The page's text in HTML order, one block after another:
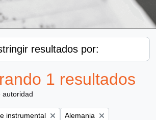
resultados por:
1 resultados
autoridad
instrumental Remove filter:
Alemania